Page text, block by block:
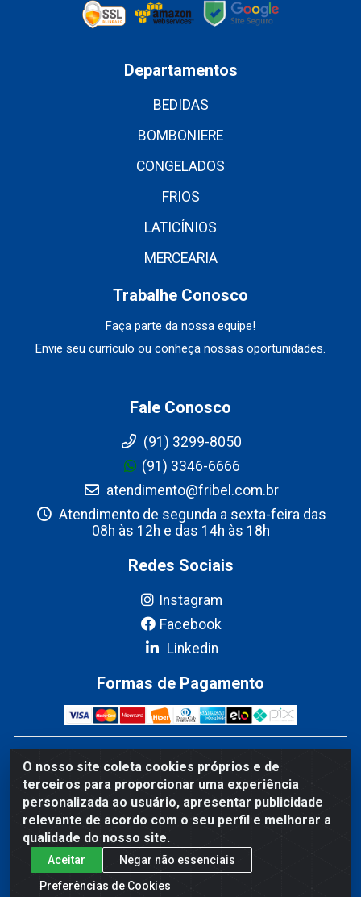
O nosso site coleta cookies próprios e de
terceiros para proporcionar uma experiência
personalizada ao usuário, apresentar publicidade
relevante de acordo com o seu perfil e melhorar a
qualidade do nosso site.
Aceitar
Negar não essenciais
Preferências de Cookies
Departamentos
BEDIDAS
BOMBONIERE
CONGELADOS
FRIOS
LATICÍNIOS
MERCEARIA
Trabalhe Conosco
Faça parte da nossa equipe!
Envie seu currículo ou conheça nossas oportunidades.
Fale Conosco
(91) 3299-8050
(91) 3346-6666
atendimento@fribel.com.br
Atendimento de segunda a sexta-feira das
08h às 12h e das 14h às 18h
Redes Sociais
Instagram
Facebook
Linkedin
Formas de Pagamento
Fribel Comercio de Alimentos LTDA - Travessa Pedro
Marques de Mesquita, 707 - Bairro Centro, Marituba/PA -
CEP 67200-000 - CNPJ 06.035.543/0001-20